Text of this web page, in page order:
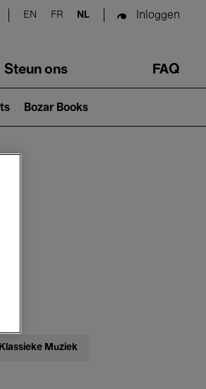
search
EN FR NL Inloggen
Steun ons FAQ
Bozar Books
Klassieke Muziek